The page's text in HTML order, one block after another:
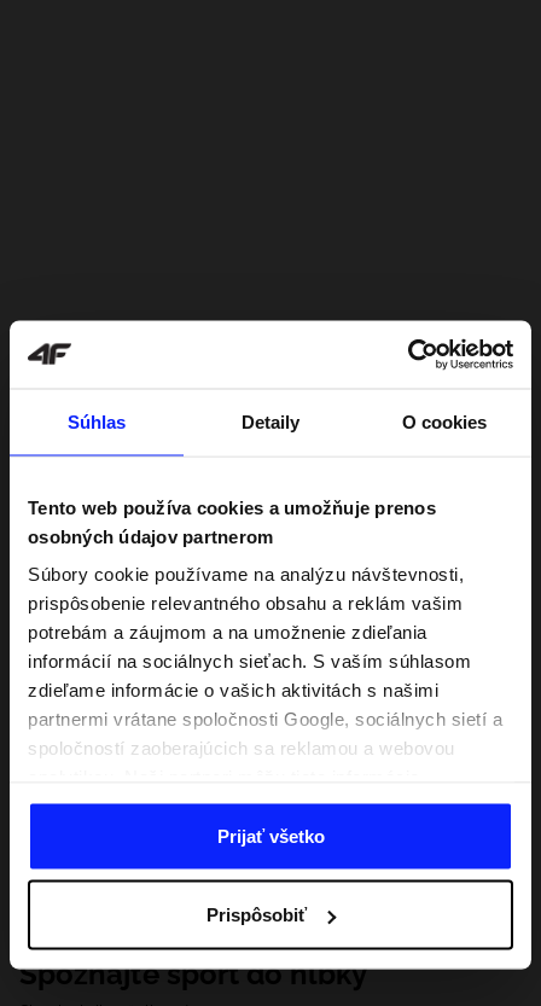
Súhlas Detaily O cookies
Tento web používa cookies a umožňuje prenos
osobných údajov partnerom
Súbory cookie používame na analýzu návštevnosti,
prispôsobenie relevantného obsahu a reklám vašim
potrebám a záujmom a na umožnenie zdieľania
informácií na sociálnych sieťach. S vaším súhlasom
zdieľame informácie o vašich aktivitách s našimi
partnermi vrátane spoločnosti Google, sociálnych sietí a
spoločností zaoberajúcich sa reklamou a webovou
kombinovať s inými, ktoré poskytnete mimo tejto
webovej stránky, ako aj s údajmi, ktoré získajú v
dôsledku vášho používania ich služieb. S vaším
našim partnerom, aby sme zacielili a zlepšili spôsob
zobrazovania online reklamy, vykonali analytický
prieskum, upravili obsah a zlepšili riešenia ponúkané
Prijať všetko
Prispôsobiť
Spoznajte šport do hĺbky